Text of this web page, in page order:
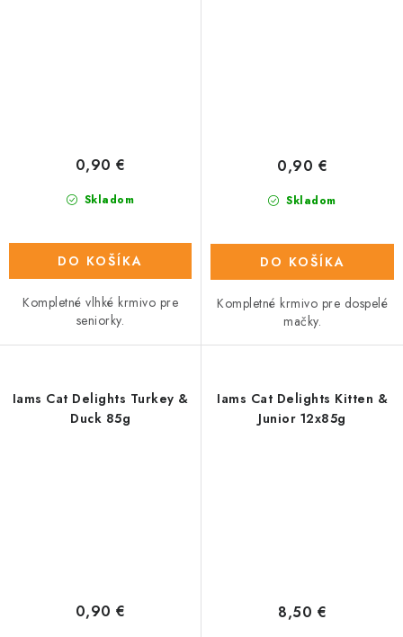
Skladom
0,90 €
DO KOŠÍKA
Kompletné vlhké krmivo pre
seniorky.
Skladom
0,90 €
DO KOŠÍKA
Kompletné krmivo pre dospelé
mačky.
Iams Cat Delights Turkey &
Duck 85g
0,90 €
Iams Cat Delights Kitten &
Junior 12x85g
8,50 €